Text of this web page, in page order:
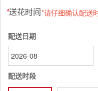
*送花时间*请仔细确认配送
配送日期
配送时段